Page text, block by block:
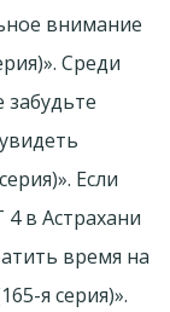
внимание
Среди
Если
в Астрахани
время на
я серия)».